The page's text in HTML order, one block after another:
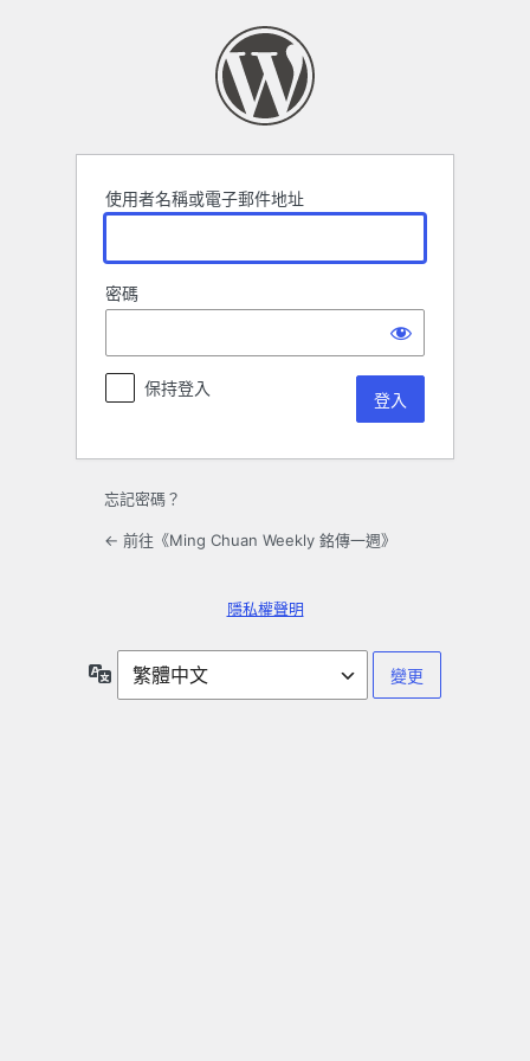
使用者名稱或電子郵件地址
密碼
保持登入
忘記密碼？
← 前往《Ming Chuan Weekly 銘傳一週》
隱私權聲明
言